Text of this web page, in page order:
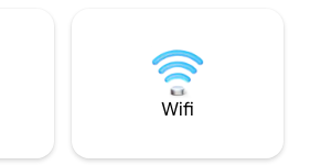
Wifi